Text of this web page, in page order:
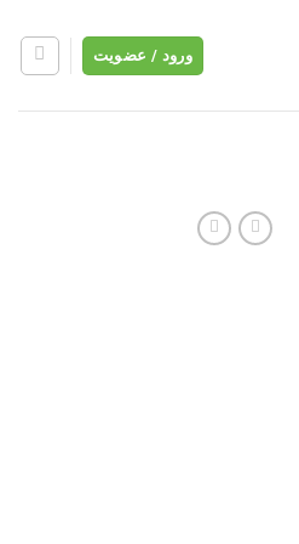
ورود / عضویت